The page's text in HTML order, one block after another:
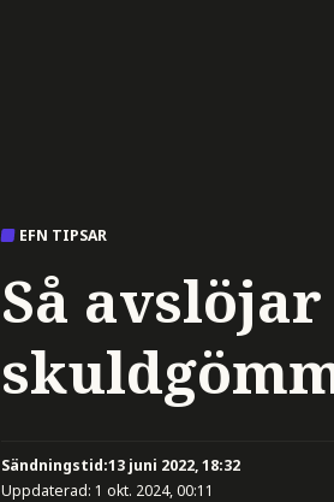
EFN TIPSAR
Så
Sändningstid:13 juni 2022, 18:32
Uppdaterad: 1 okt. 2024, 00:11